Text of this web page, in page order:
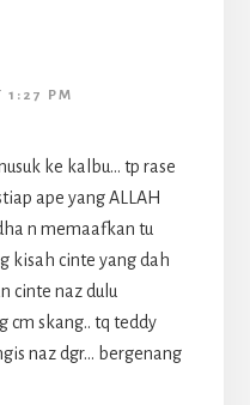
1:27 PM
ke kalbu… tp rase
ape yang ALLAH
n memaafkan tu
kisah cinte yang dah
cinte naz dulu
cm skang.. tq teddy
naz dgr… bergenang